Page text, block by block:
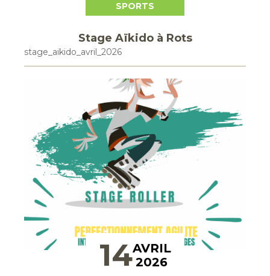
SPORTS
Stage Aïkido à Rots
stage_aikido_avril_2026
14AVRIL
2026